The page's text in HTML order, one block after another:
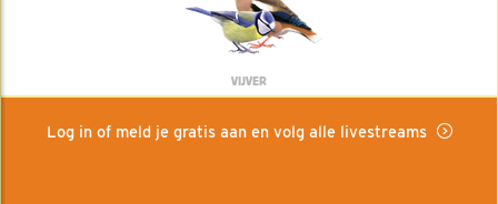
VIJVER
Log in of meld je gratis aan en volg alle livestreams